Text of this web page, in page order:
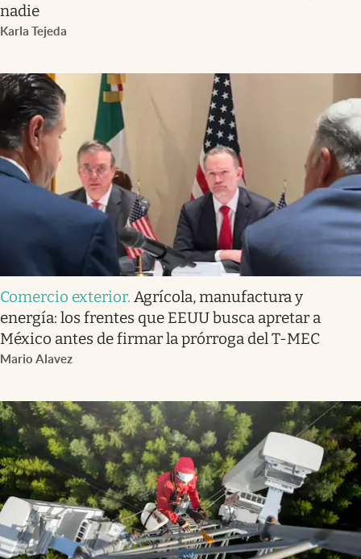
nadie
Karla Tejeda
Comercio exterior. Agrícola, manufactura y
energía: los frentes que EEUU busca apretar a
México antes de firmar la prórroga del T-MEC
Mario Alavez